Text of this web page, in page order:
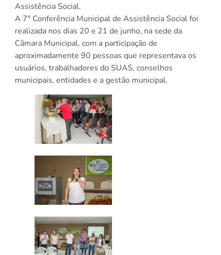
Assistência Social.
A 7° Conferência Municipal de Assistência Social foi
realizada nos dias 20 e 21 de junho, na sede da
Câmara Municipal, com a participação de
aproximadamente 90 pessoas que representava os
usuários, trabalhadores do SUAS, conselhos
municipais, entidades e a gestão municipal.